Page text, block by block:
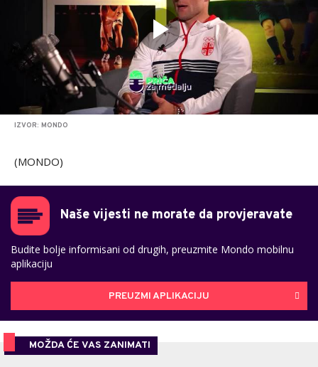
IZVOR: MONDO
(MONDO)
Naše vijesti ne morate da provjeravate
Budite bolje informisani od drugih, preuzmite Mondo mobilnu
aplikaciju
PREUZMI APLIKACIJU
MOŽDA ĆE VAS ZANIMATI